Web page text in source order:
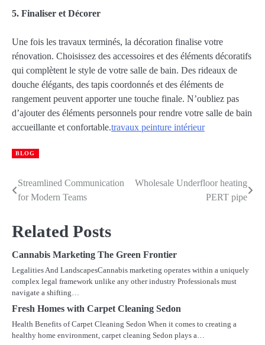
5. Finaliser et Décorer
Une fois les travaux terminés, la décoration finalise votre
rénovation. Choisissez des accessoires et des éléments décoratifs
qui complètent le style de votre salle de bain. Des rideaux de
douche élégants, des tapis coordonnés et des éléments de
rangement peuvent apporter une touche finale. N’oubliez pas
d’ajouter des éléments personnels pour rendre votre salle de bain
accueillante et confortable.travaux peinture intérieur
BLOG
Post
Streamlined Communication
for Modern Teams
Wholesale Underfloor heating
PERT pipe
Related Posts
Cannabis Marketing The Green Frontier
Legalities And LandscapesCannabis marketing operates within a uniquely
complex legal framework unlike any other industry Professionals must
navigate a shifting…
Fresh Homes with Carpet Cleaning Sedon
Health Benefits of Carpet Cleaning Sedon When it comes to creating a
healthy home environment, carpet cleaning Sedon plays a…